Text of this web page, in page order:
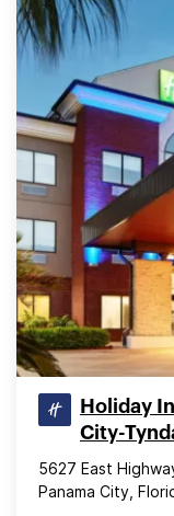
Holiday
City-
5627 East
Panama City,